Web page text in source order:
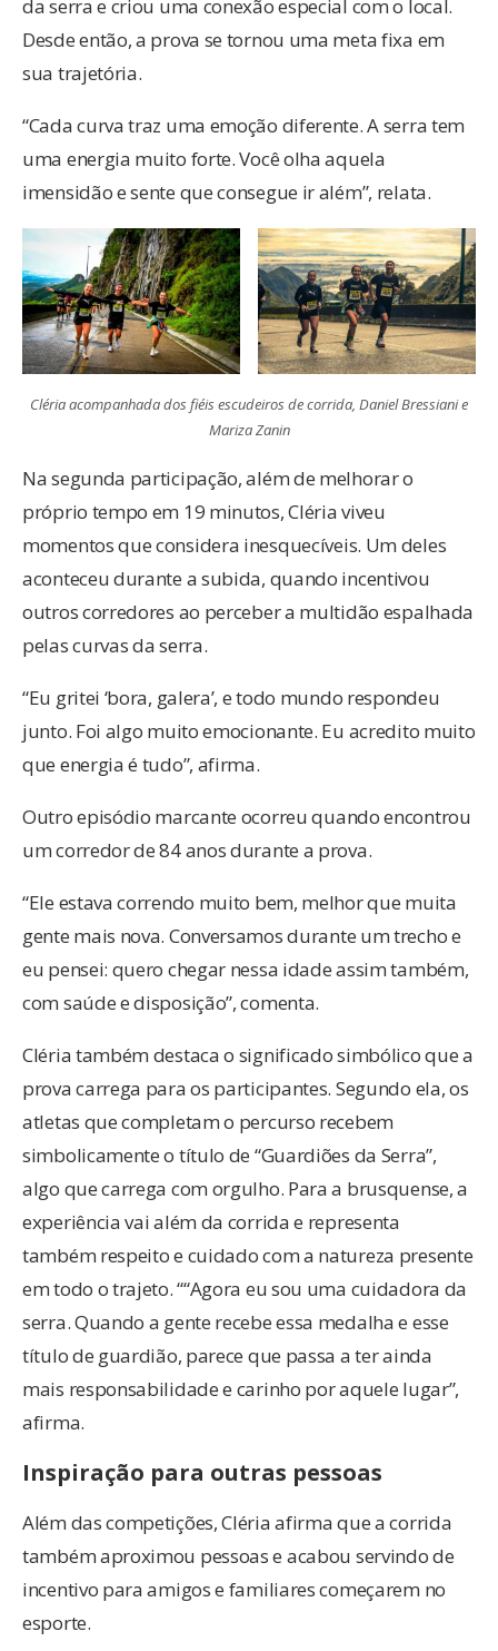
da serra e criou uma conexão especial com o local.
Desde então, a prova se tornou uma meta fixa em
sua trajetória.
“Cada curva traz uma emoção diferente. A serra tem
uma energia muito forte. Você olha aquela
imensidão e sente que consegue ir além”, relata.
Cléria acompanhada dos fiéis escudeiros de corrida, Daniel Bressiani e
Mariza Zanin
Na segunda participação, além de melhorar o
próprio tempo em 19 minutos, Cléria viveu
momentos que considera inesquecíveis. Um deles
aconteceu durante a subida, quando incentivou
outros corredores ao perceber a multidão espalhada
pelas curvas da serra.
“Eu gritei ‘bora, galera’, e todo mundo respondeu
junto. Foi algo muito emocionante. Eu acredito muito
que energia é tudo”, afirma.
Outro episódio marcante ocorreu quando encontrou
um corredor de 84 anos durante a prova.
“Ele estava correndo muito bem, melhor que muita
gente mais nova. Conversamos durante um trecho e
eu pensei: quero chegar nessa idade assim também,
com saúde e disposição”, comenta.
Cléria também destaca o significado simbólico que a
prova carrega para os participantes. Segundo ela, os
atletas que completam o percurso recebem
simbolicamente o título de “Guardiões da Serra”,
algo que carrega com orgulho. Para a brusquense, a
experiência vai além da corrida e representa
também respeito e cuidado com a natureza presente
em todo o trajeto. ““Agora eu sou uma cuidadora da
serra. Quando a gente recebe essa medalha e esse
título de guardião, parece que passa a ter ainda
mais responsabilidade e carinho por aquele lugar”,
afirma.
Inspiração para outras pessoas
Além das competições, Cléria afirma que a corrida
também aproximou pessoas e acabou servindo de
incentivo para amigos e familiares começarem no
esporte.